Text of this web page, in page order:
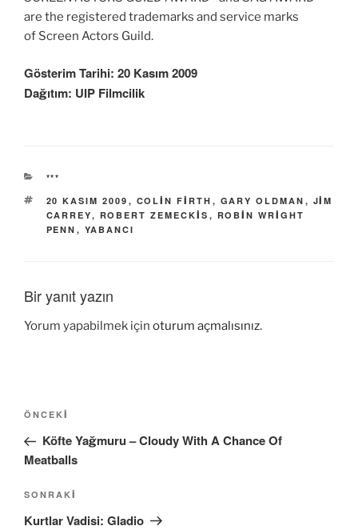
are the registered trademarks and service marks
of Screen Actors Guild.
Gösterim Tarihi: 20 Kasım 2009
Dağıtım: UIP Filmcilik
KATEGORILER
***
ETIKETLER
20 KASIM 2009 , COLIN FIRTH , GARY OLDMAN , JIM
CARREY, ROBERT ZEMECKIS , ROBIN WRIGHT
PENN , YABANCI
Bir yanıt yazın
Yorum yapabilmek için oturum açmalısınız.
Yazı
Önceki
Yazı
ÖNCEKI
Köfte Yağmuru – Cloudy With A Chance Of
Meatballs
Sonraki
Yazı
SONRAKI
Kurtlar Vadisi: Gladio